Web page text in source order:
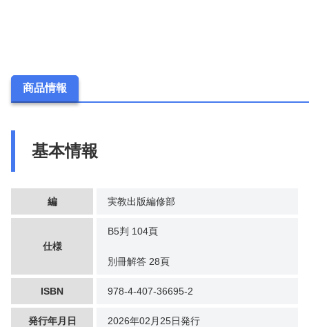
商品情報
基本情報
編 実教出版編修部
仕様
B5判 104頁
別冊解答 28頁
ISBN 978-4-407-36695-2
発行年月日 2026年02月25日発行